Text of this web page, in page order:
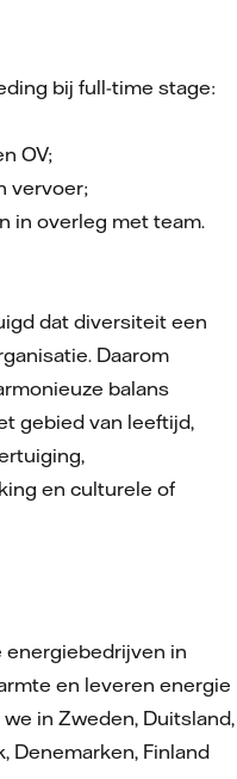
bij full-time stage:
OV;
vervoer;
in overleg met team.
dat diversiteit een
Daarom
balans
gebied van leeftijd,
en culturele of
energiebedrijven in
en leveren energie
in Zweden, Duitsland,
Denemarken, Finland